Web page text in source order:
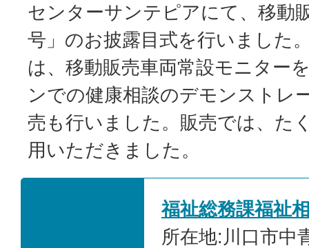
センターサンテピアにて、移動
号」のお披露目式を行いました
は、移動販売車両常設モニター
ンでの健康相談のデモンストレ
売も行いました。販売では、た
用いただきました。
福祉総務課福祉
所在地:川口市中